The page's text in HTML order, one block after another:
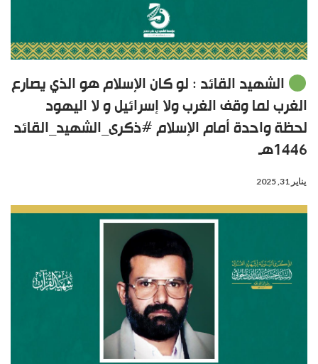
الشهيد القائد : لو كان الإسلام هو الذي يصارع
الغرب لما وقف الغرب ولا إسرائيل و لا اليهود
لحظة واحدة أمام الإسلام #ذكرى_الشهيد_القائد
1446هـ
يناير 31, 2025